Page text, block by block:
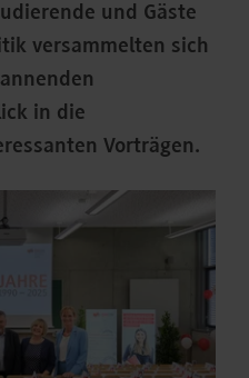
und Gäste
versammelten sich
in die
Vorträgen.